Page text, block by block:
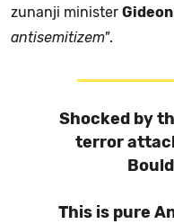
zunanji minister Gideon
antisemitizem".
Shocked by
terror
This is pure